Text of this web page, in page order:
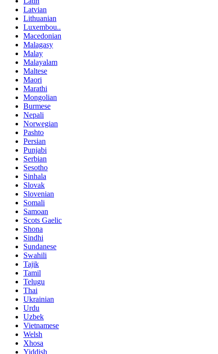
Latvian
Lithuanian
Luxembou..
Macedonian
Malagasy
Malay
Malayalam
Maltese
Maori
Marathi
Mongolian
Burmese
Nepali
Norwegian
Pashto
Persian
Punjabi
Serbian
Sesotho
Sinhala
Slovak
Slovenian
Somali
Samoan
Scots Gaelic
Shona
Sindhi
Sundanese
Swahili
Tajik
Tamil
Telugu
Thai
Ukrainian
Urdu
Uzbek
Vietnamese
Welsh
Xhosa
Yiddish